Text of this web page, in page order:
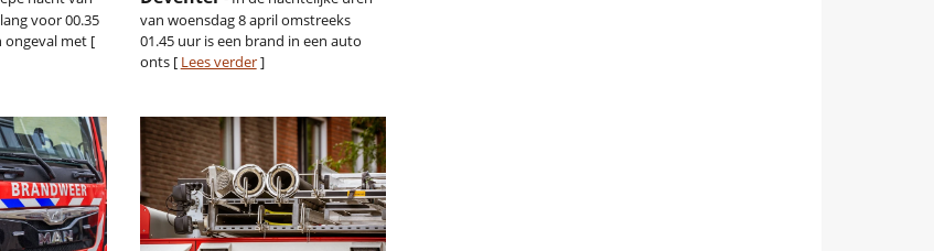
voor 00.35
met [
van woensdag 8 april omstreeks
01.45 uur is een brand in een auto
onts [ Lees verder]